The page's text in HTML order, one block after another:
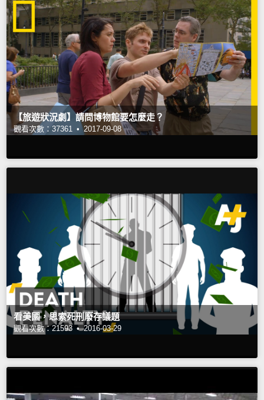
【旅遊狀況劇】請問博物館要怎麼走？
觀看次數：37361 • 2017-09-08
看美國，思索死刑廢存議題
觀看次數：21593 • 2016-03-29